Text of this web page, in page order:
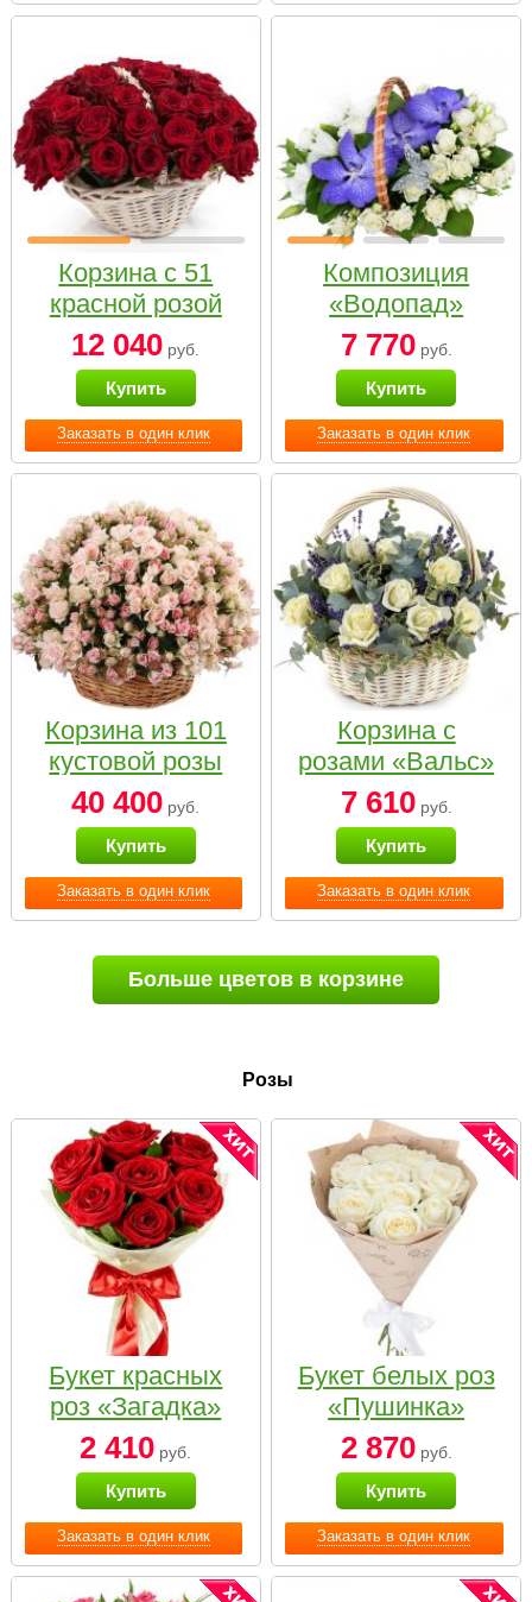
Заказать в один клик
Корзина с 51
красной розой
12 040 руб.
Купить
Заказать в один клик
Композиция
«Водопад»
7 770руб.
Купить
Заказать в один клик
Корзина из 101
кустовой розы
нежных тонов
40 400 руб.
Купить
Заказать в один клик
Корзина с
розами «Вальс»
7 610руб.
Купить
Больше цветов в корзине
Розы
Заказать в один клик
Букет красных
роз «Загадка»
2 410 руб.
Купить
Заказать в один клик
Букет белых роз
«Пушинка»
2 870руб.
Купить